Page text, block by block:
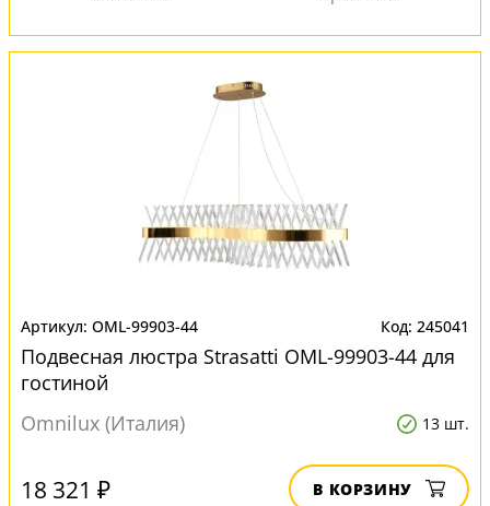
OML-99903-44 245041
Подвесная люстра Strasatti OML-99903-44 для
гостиной
Omnilux (Италия)
13 шт.
18 321 ₽ В КОРЗИНУ